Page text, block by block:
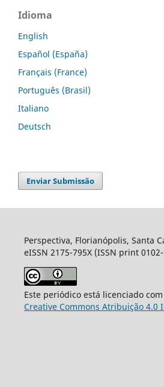
Idioma
English
Español (España)
Français (France)
Português (Brasil)
Italiano
Deutsch
Enviar Submissão
Perspectiva, Florianópolis, Santa
eISSN 2175-795X (ISSN print
Este periódico está licenciado
Creative Commons Atribuição 4.0